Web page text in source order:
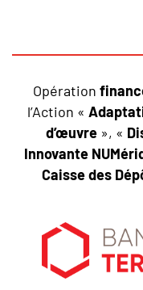
Opération
l’Action «
d’œuvre», «
Innovante
Caisse des